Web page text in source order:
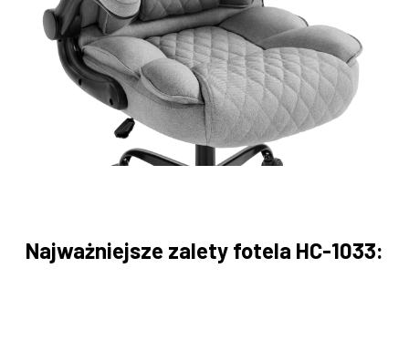
Najważniejsze zalety fotela HC-1033: